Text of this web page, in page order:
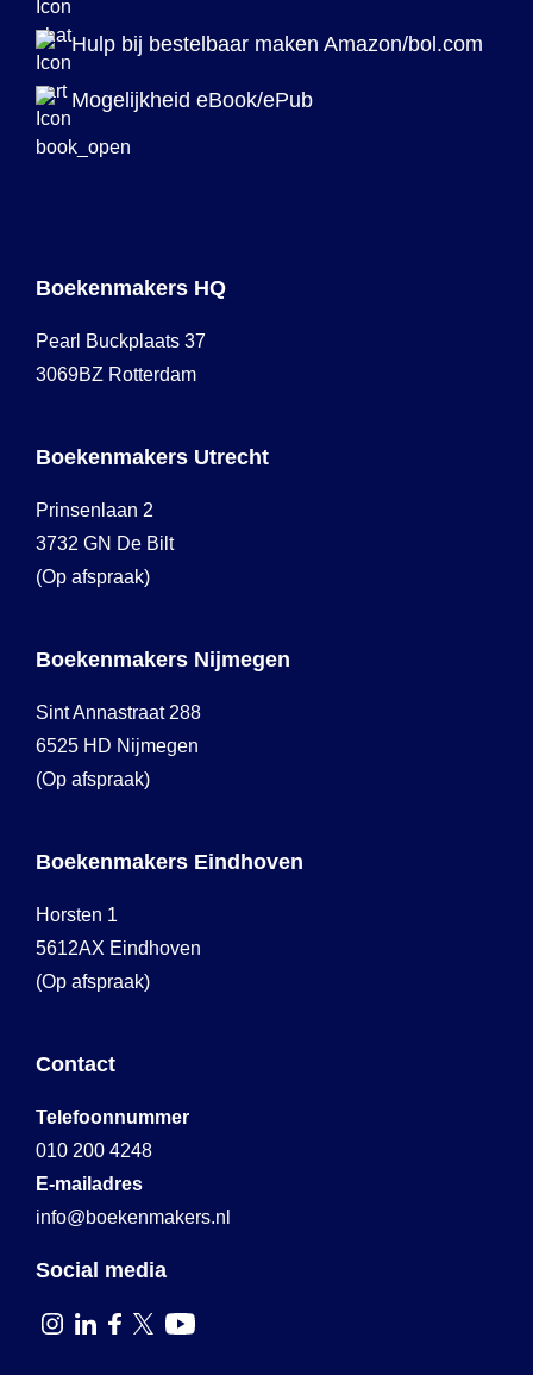
Hulp bij bestelbaar maken Amazon/bol.com
Mogelijkheid eBook/ePub
Boekenmakers HQ
Pearl Buckplaats 37
3069BZ Rotterdam
Boekenmakers Utrecht
Prinsenlaan 2
3732 GN De Bilt
(Op afspraak)
Boekenmakers Nijmegen
Sint Annastraat 288
6525 HD Nijmegen
(Op afspraak)
Boekenmakers Eindhoven
Horsten 1
5612AX Eindhoven
(Op afspraak)
Contact
Telefoonnummer
010 200 4248
E-mailadres
info@boekenmakers.nl
Social media